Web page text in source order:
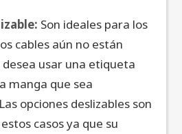
Son ideales para los
cables aún no están
usar una etiqueta
manga que sea
opciones deslizables son
casos ya que su